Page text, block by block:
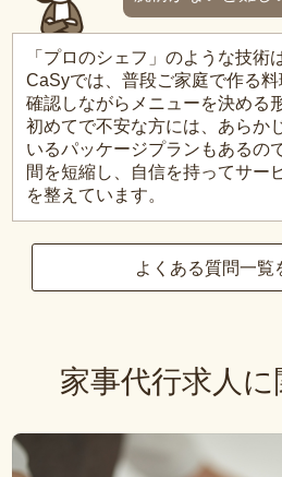
「プロのシェフ」のような技術
CaSyでは、普段ご家庭で作る
確認しながらメニューを決める
初めてで不安な方には、あらか
いるパッケージプランもあるの
間を短縮し、自信を持ってサー
を整えています。
よくある質問一覧
家事代行求人